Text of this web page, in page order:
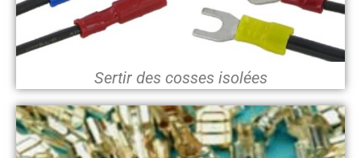
Sertir des cosses isolées